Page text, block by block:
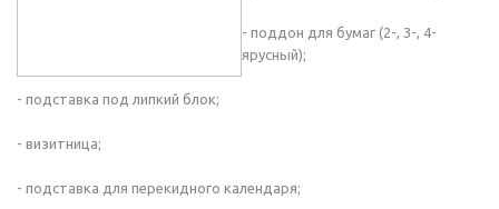
- поддон для бумаг (2-, 3-, 4-
ярусный);
- подставка под липкий блок;
- визитница;
- подставка для перекидного календаря;